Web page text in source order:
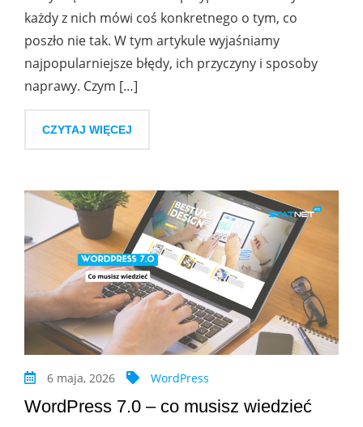
każdy z nich mówi coś konkretnego o tym, co
poszło nie tak. W tym artykule wyjaśniamy
najpopularniejsze błędy, ich przyczyny i sposoby
naprawy. Czym […]
CZYTAJ WIĘCEJ
6 maja, 2026 WordPress
WordPress 7.0 – co musisz wiedzieć